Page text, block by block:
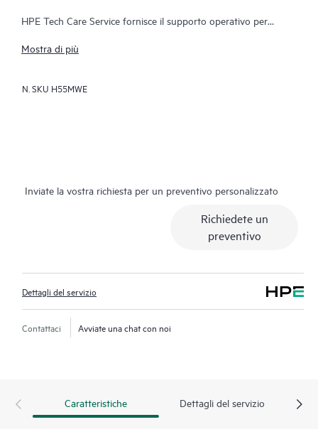
HPE Tech Care Service fornisce il supporto operativo per
Consente ai team IT di concentrarsi sulla crescita aziendale,
alla risposta reattiva ai problemi. Il servizio offre accesso diretto
domande di valutazione e ricevendo indicazioni utili sul
uso. Inoltre, il servizio include l'accesso a un portale di servizi
HPE avanzato che offre dati fruibili, asset management, tool
l'eccellenza operativa e l'ottimizzazione delle prestazioni,
dall'edge al cloud.
Mostra di più
N. SKU H55MWE
Inviate la vostra richiesta per un preventivo personalizzato
Richiedete un
preventivo
Dettagli del servizio
Contattaci Avviate una chat con noi
Caratteristiche Dettagli del servizio